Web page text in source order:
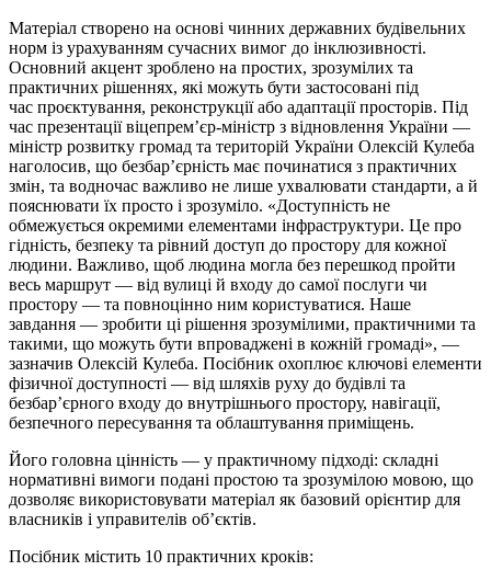
Матеріал створено на основі чинних державних будівельних
норм із урахуванням сучасних вимог до інклюзивності.
Основний акцент зроблено на простих, зрозумілих та
практичних рішеннях, які можуть бути застосовані під
час проєктування, реконструкції або адаптації просторів. Під
час презентації віцепрем’єр-міністр з відновлення України —
міністр розвитку громад та територій України Олексій Кулеба
наголосив, що безбар’єрність має починатися з практичних
змін, та водночас важливо не лише ухвалювати стандарти, а й
пояснювати їх просто і зрозуміло. «Доступність не
обмежується окремими елементами інфраструктури. Це про
гідність, безпеку та рівний доступ до простору для кожної
людини. Важливо, щоб людина могла без перешкод пройти
весь маршрут — від вулиці й входу до самої послуги чи
простору — та повноцінно ним користуватися. Наше
завдання — зробити ці рішення зрозумілими, практичними та
такими, що можуть бути впроваджені в кожній громаді», —
зазначив Олексій Кулеба. Посібник охоплює ключові елементи
фізичної доступності — від шляхів руху до будівлі та
безбар’єрного входу до внутрішнього простору, навігації,
безпечного пересування та облаштування приміщень.
Його головна цінність — у практичному підході: складні
нормативні вимоги подані простою та зрозумілою мовою, що
дозволяє використовувати матеріал як базовий орієнтир для
власників і управителів об’єктів.
Посібник містить 10 практичних кроків: